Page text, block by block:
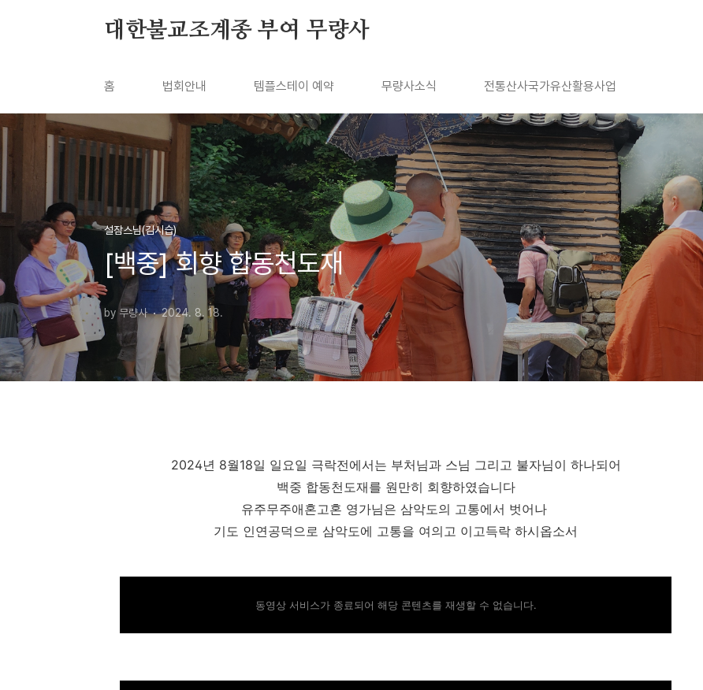
대한불교조계종 부여 무량사
홈 법회안내 템플스테이 예약 무량사소식 전통산사국가유산활용사업
설잠스님(김시습)
[백중] 회향 합동천도재
by 무량사 2024. 8. 18.
2024년 8월18일 일요일 극락전에서는 부처님과 스님 그리고 불자님이 하나되어
백중 합동천도재를 원만히 회향하였습니다
유주무주애혼고혼 영가님은 삼악도의 고통에서 벗어나
기도 인연공덕으로 삼악도에 고통을 여의고 이고득락 하시옵소서
동영상 서비스가 종료되어 해당 콘텐츠를 재생할 수 없습니다.